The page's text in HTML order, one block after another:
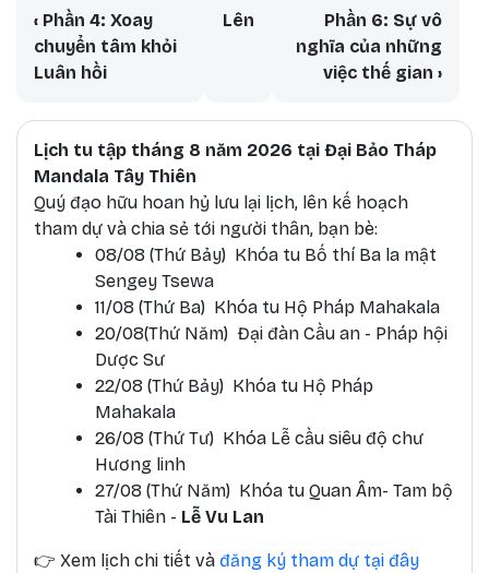
‹ Phần 4: Xoay
chuyển tâm khỏi
Luân hồi
Lên
Phần 6: Sự vô
nghĩa của những
việc thế gian›
Lịch tu tập tháng 8 năm 2026 tại Đại Bảo Tháp
Mandala Tây Thiên
Quý đạo hữu hoan hỷ lưu lại lịch, lên kế hoạch
tham dự và chia sẻ tới người thân, bạn bè:
08/08 (Thứ Bảy) Khóa tu Bố thí Ba la mật
Sengey Tsewa
11/08 (Thứ Ba) Khóa tu Hộ Pháp Mahakala
20/08(Thứ Năm) Đại đàn Cầu an - Pháp hội
Dược Sư
22/08 (Thứ Bảy) Khóa tu Hộ Pháp
Mahakala
26/08 (Thứ Tư) Khóa Lễ cầu siêu độ chư
Hương linh
27/08 (Thứ Năm) Khóa tu Quan Âm- Tam bộ
Tài Thiên - Lễ Vu Lan
👉 Xem lịch chi tiết và đăng ký tham dự tại đây